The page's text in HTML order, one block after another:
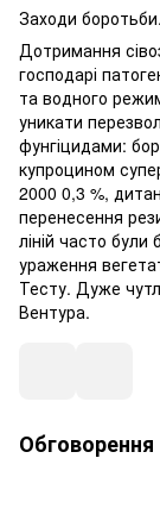
Заходи боротьби.
Дотримання
господарі
та водного
уникати
фунгіцидами:
купроцином
2000 0,3 %,
перенесення
ліній часто
ураження
Тесту. Дуже
Вентура.
Обговорення